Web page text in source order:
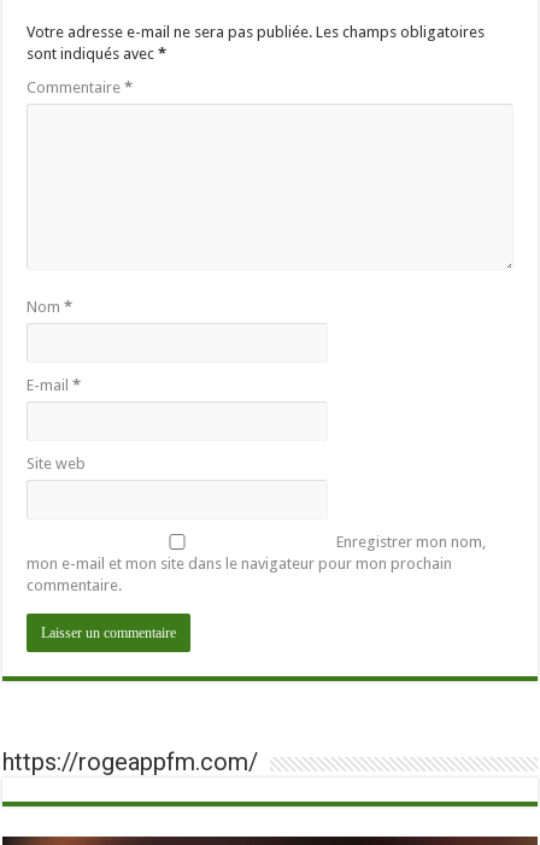
Votre adresse e-mail ne sera pas publiée. Les champs obligatoires
sont indiqués avec*
Commentaire*
Nom*
E-mail*
Site web
Enregistrer mon nom,
mon e-mail et mon site dans le navigateur pour mon prochain
commentaire.
https://rogeappfm.com/